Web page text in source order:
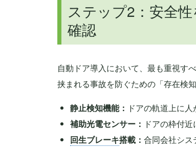
ステップ2：安全
確認
自動ドア導入において、最も重視す
挟まれる事故を防ぐための「存在検
静止検知機能： ドアの軌道上に
補助光電センサー： ドアの枠付
回生ブレーキ搭載： 合同会社シス